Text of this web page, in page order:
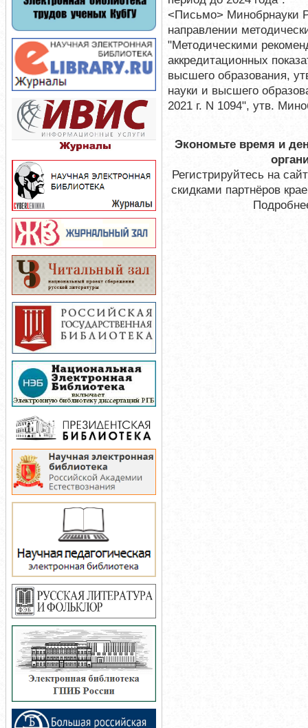
<Письмо> Минобрнауки
направлении
"Методическими
аккредитационных
высшего образования,
науки и высшего
2021 г. N 1094", утв.
Экономьте время и
Регистрируйтесь на
скидками партнёров